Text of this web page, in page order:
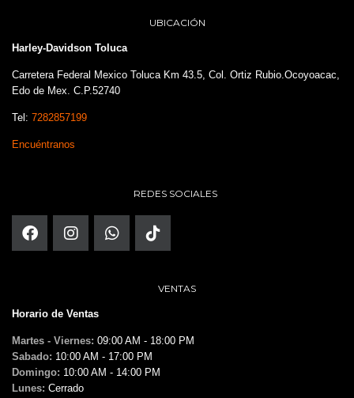
UBICACIÓN
Harley-Davidson Toluca
Carretera Federal Mexico Toluca Km 43.5, Col. Ortiz Rubio.Ocoyoacac,
Edo de Mex. C.P.52740
Tel: 7282857199
Encuéntranos
REDES SOCIALES
VENTAS
Horario de Ventas
Martes - Viernes: 09:00 AM - 18:00 PM
Sabado: 10:00 AM - 17:00 PM
Domingo: 10:00 AM - 14:00 PM
Lunes: Cerrado